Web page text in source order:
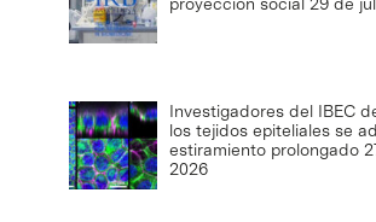
Investigadores del IBEC
los tejidos epiteliales se
estiramiento prolongado
2026